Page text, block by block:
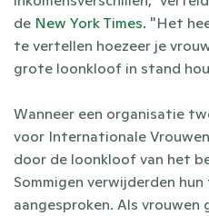
de New York Times. "Het
te vertellen hoezeer je
grote loonkloof in stand
Wanneer een organisatie
voor Internationale
door de loonkloof van het
Sommigen verwijderden
aangesproken. Als